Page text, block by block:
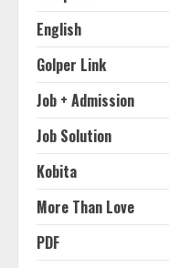
English
Golper Link
Job + Admission
Job Solution
Kobita
More Than Love
PDF